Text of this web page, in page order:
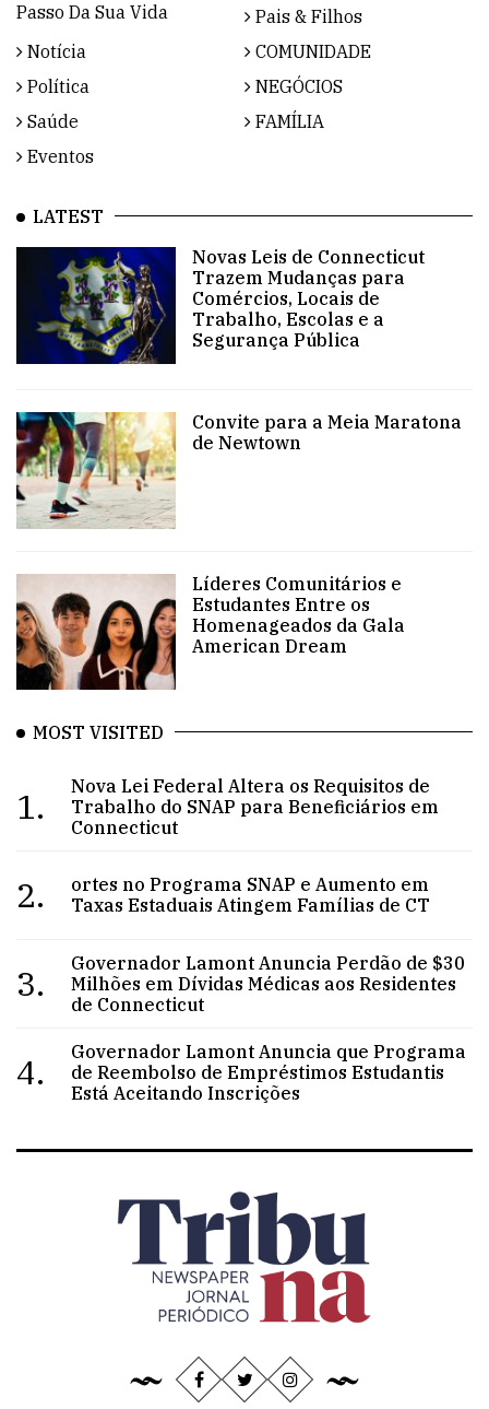
Passo Da Sua Vida
Pais & Filhos
Notícia
COMUNIDADE
Política
NEGÓCIOS
Saúde
FAMÍLIA
Eventos
LATEST
Novas Leis de Connecticut
Trazem Mudanças para
Comércios, Locais de
Trabalho, Escolas e a
Segurança Pública
Convite para a Meia Maratona
de Newtown
Líderes Comunitários e
Estudantes Entre os
Homenageados da Gala
American Dream
MOST VISITED
1.
Nova Lei Federal Altera os Requisitos de
Trabalho do SNAP para Beneficiários em
Connecticut
2.
ortes no Programa SNAP e Aumento em
Taxas Estaduais Atingem Famílias de CT
3.
Governador Lamont Anuncia Perdão de $30
Milhões em Dívidas Médicas aos Residentes
de Connecticut
4.
Governador Lamont Anuncia que Programa
de Reembolso de Empréstimos Estudantis
Está Aceitando Inscrições